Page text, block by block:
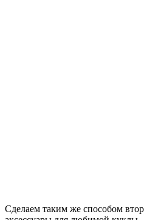
Сделаем таким же способом